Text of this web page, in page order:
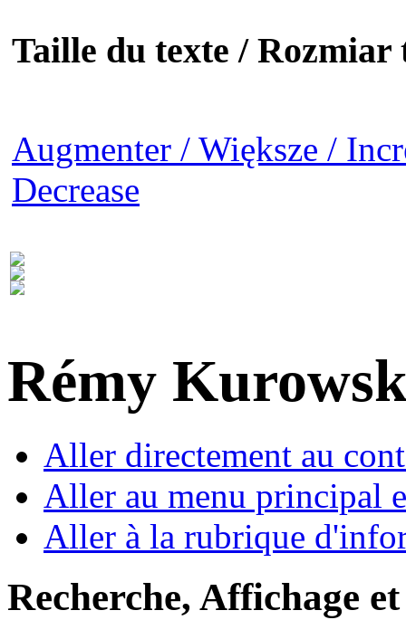
Taille du texte / Rozmiar
Augmenter / Większe /
Decrease
Rémy
Aller directement au
Aller au menu principal
Aller à la rubrique
Recherche, Affichage